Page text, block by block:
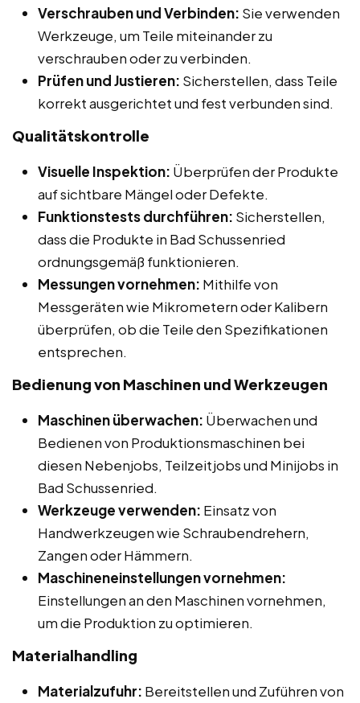
Verschrauben und Verbinden: Sie verwenden
Werkzeuge, um Teile miteinander zu
verschrauben oder zu verbinden.
Prüfen und Justieren: Sicherstellen, dass Teile
korrekt ausgerichtet und fest verbunden sind.
Qualitätskontrolle
Visuelle Inspektion: Überprüfen der Produkte
auf sichtbare Mängel oder Defekte.
Funktionstests durchführen: Sicherstellen,
dass die Produkte in Bad Schussenried
ordnungsgemäß funktionieren.
Messungen vornehmen: Mithilfe von
Messgeräten wie Mikrometern oder Kalibern
überprüfen, ob die Teile den Spezifikationen
entsprechen.
Bedienung von Maschinen und Werkzeugen
Maschinen überwachen: Überwachen und
Bedienen von Produktionsmaschinen bei
diesen Nebenjobs, Teilzeitjobs und Minijobs in
Bad Schussenried.
Werkzeuge verwenden: Einsatz von
Handwerkzeugen wie Schraubendrehern,
Zangen oder Hämmern.
Maschineneinstellungen vornehmen:
Einstellungen an den Maschinen vornehmen,
um die Produktion zu optimieren.
Materialhandling
Materialzufuhr: Bereitstellen und Zuführen von